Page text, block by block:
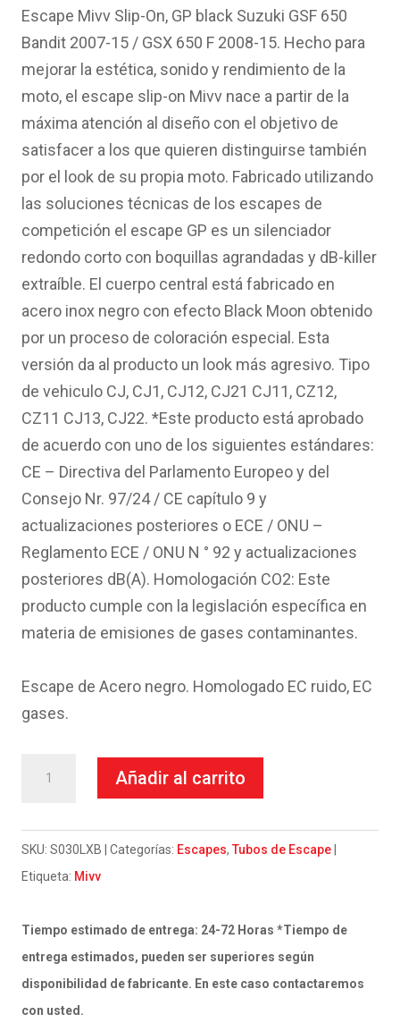
original
era:
407.77€.
actual
es:
292.86€.
Escape Mivv Slip-On, GP black Suzuki GSF 650
Bandit 2007-15 / GSX 650 F 2008-15. Hecho para
mejorar la estética, sonido y rendimiento de la
moto, el escape slip-on Mivv nace a partir de la
máxima atención al diseño con el objetivo de
satisfacer a los que quieren distinguirse también
por el look de su propia moto. Fabricado utilizando
las soluciones técnicas de los escapes de
competición el escape GP es un silenciador
redondo corto con boquillas agrandadas y dB-killer
extraíble. El cuerpo central está fabricado en
acero inox negro con efecto Black Moon obtenido
por un proceso de coloración especial. Esta
versión da al producto un look más agresivo. Tipo
de vehiculo CJ, CJ1, CJ12, CJ21 CJ11, CZ12,
CZ11 CJ13, CJ22. *Este producto está aprobado
de acuerdo con uno de los siguientes estándares:
CE – Directiva del Parlamento Europeo y del
Consejo Nr. 97/24 / CE capítulo 9 y
actualizaciones posteriores o ECE / ONU –
Reglamento ECE / ONU N ° 92 y actualizaciones
posteriores dB(A). Homologación CO2: Este
producto cumple con la legislación específica en
materia de emisiones de gases contaminantes.
Escape de Acero negro. Homologado EC ruido, EC
gases.
On
GP
Suzuki
GSF
650
Bandit
Añadir al carrito
SKU:S030LXB Categorías: Escapes,Tubos de Escape
Etiqueta: Mivv
Tiempo estimado de entrega: 24-72 Horas *Tiempo de
entrega estimados, pueden ser superiores según
disponibilidad de fabricante. En este caso contactaremos
con usted.